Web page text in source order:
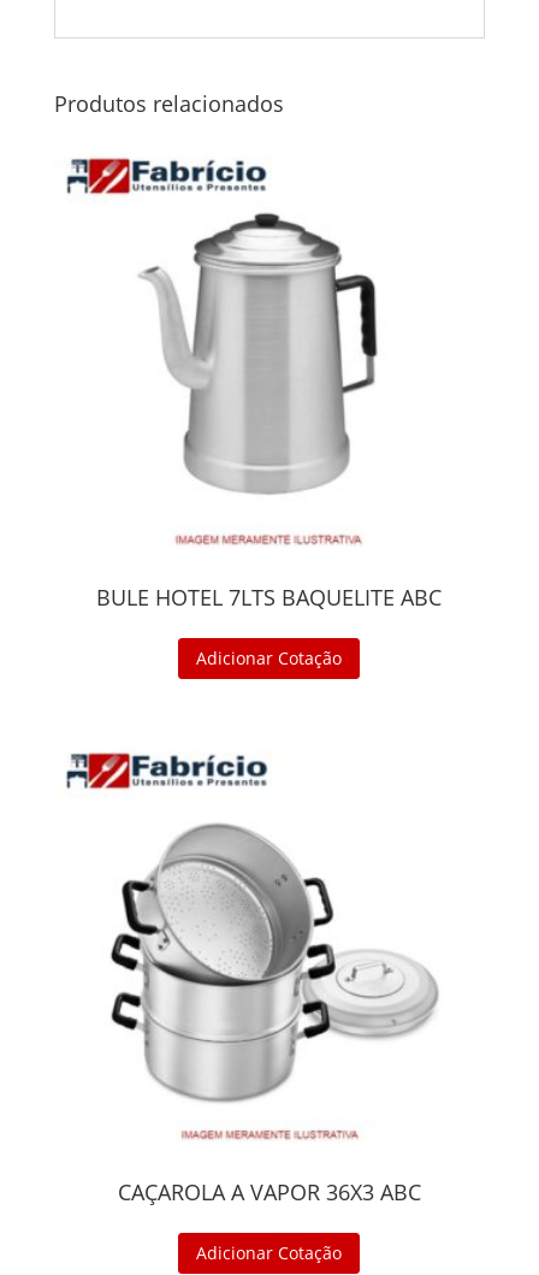
Produtos relacionados
BULE HOTEL 7LTS BAQUELITE ABC
Adicionar Cotação
CAÇAROLA A VAPOR 36X3 ABC
Adicionar Cotação